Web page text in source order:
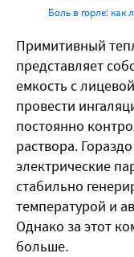
Боль в горле: как
Примитивный
представляет
емкость с
провести
постоянно
раствора.
электрические
стабильно
температурой и
Однако за этот
больше.